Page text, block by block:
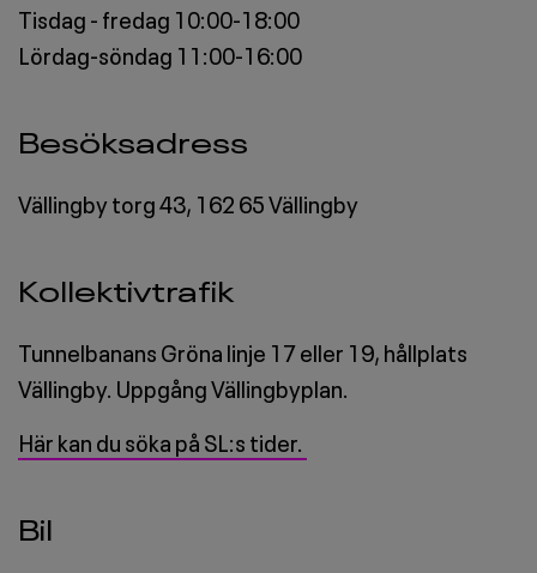
Tisdag - fredag 10:00-18:00
Lördag-söndag 11:00-16:00
Besöksadress
Vällingby torg 43, 162 65 Vällingby
Kollektivtrafik
Tunnelbanans Gröna linje 17 eller 19, hållplats
Vällingby. Uppgång Vällingbyplan.
Här kan du söka på SL:s tider.
Bil